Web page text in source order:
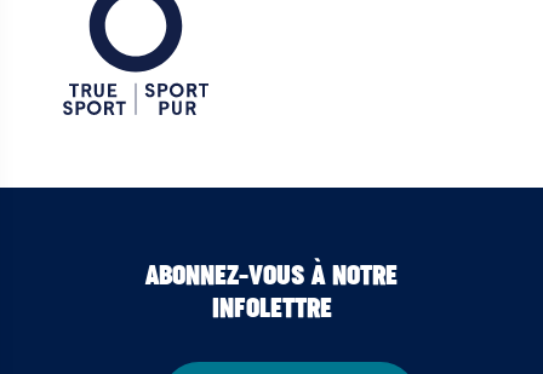
ABONNEZ-VOUS À NOTRE
INFOLETTRE